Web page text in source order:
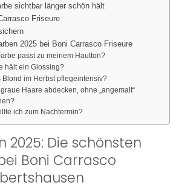
sichtbar länger schön hält
Friseure
2025 bei Boni Carrasco Friseure
passt zu meinem Hautton?
hält ein Glossing?
Blond im Herbst pflegeintensiv?
Haare abdecken, ohne „angemalt“
ich zum Nachtermin?
2025: Die schönsten
Boni Carrasco